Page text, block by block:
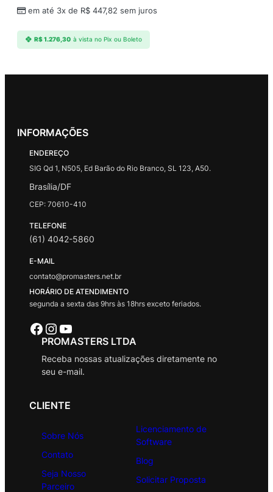
em até 3x de R$ 447,82 sem juros
R$1.276,30 à vista no Pix ou Boleto
INFORMAÇÕES
ENDEREÇO
SIG Qd 1, N505, Ed Barão do Rio Branco, SL 123, A50.
Brasília/DF
CEP: 70610-410
TELEFONE
(61) 4042-5860
E-MAIL
contato@promasters.net.br
HORÁRIO DE ATENDIMENTO
segunda a sexta das 9hrs às 18hrs exceto feriados.
Facebook Instagram Youtube
PROMASTERS LTDA
Receba nossas atualizações diretamente no
seu e-mail.
CLIENTE
Sobre Nós
Contato
Seja Nosso
Parceiro
Licenciamento de
Software
Blog
Solicitar Proposta